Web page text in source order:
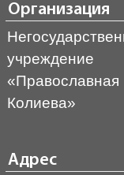
Организация
учреждение
«Православная
Колиева»
Адрес